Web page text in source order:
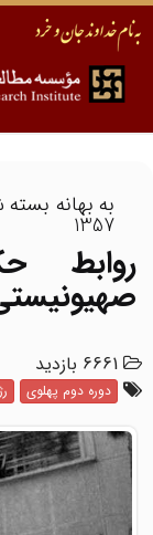
به بهانه
1357
روابط
صهیونیستی
6661 بازدید
دوره دوم پهلوی